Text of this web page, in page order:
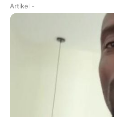
Artikel -